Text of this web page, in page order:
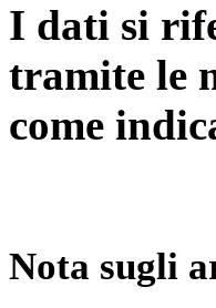
I dati si
tramite le
come
Nota sugli